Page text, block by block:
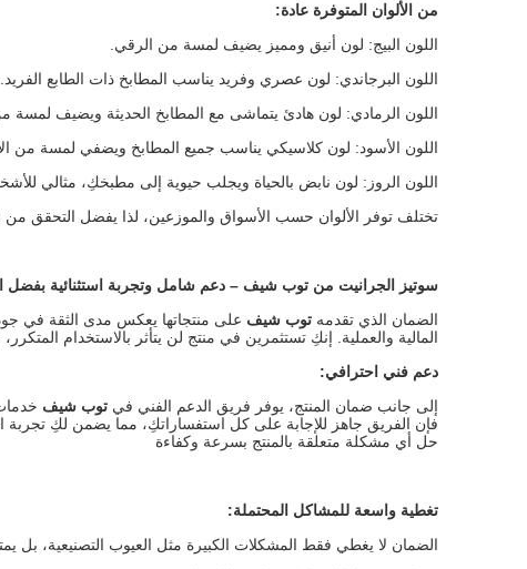
من الألوان المتوفرة عادة:
اللون البيج: لون أنيق ومميز يضيف لمسة من الرقي.
اللون البرجاندي: لون عصري وفريد يناسب المطابخ ذات الطابع الفريد.
اللون الرمادي: لون هادئ يتماشى مع المطابخ الحديثة ويضيف لمسة
اللون الأسود: لون كلاسيكي يناسب جميع المطابخ ويضفي لمسة من
اللون الروز: لون نابض بالحياة ويجلب حيوية إلى مطبخكِ، مثالي
تختلف توفر الألوان حسب الأسواق والموزعين، لذا يفضل التحقق من
سوتيز الجرانيت من توب شيف – دعم شامل وتجربة استثنائية بفضل
الضمان الذي تقدمه توب شيف على منتجاتها يعكس مدى الثقة في
المالية والعملية. إنكِ تستثمرين في منتج لن يتأثر بالاستخدام
دعم فني احترافي:
إلى جانب ضمان المنتج، يوفر فريق الدعم الفني في توب شيف
فإن الفريق جاهز للإجابة على كل استفساراتكِ، مما يضمن لكِ
حل أي مشكلة متعلقة بالمنتج بسرعة وكفاءة
تغطية واسعة للمشاكل المحتملة:
الضمان لا يغطي فقط المشكلات الكبيرة مثل العيوب التصنيعية، بل